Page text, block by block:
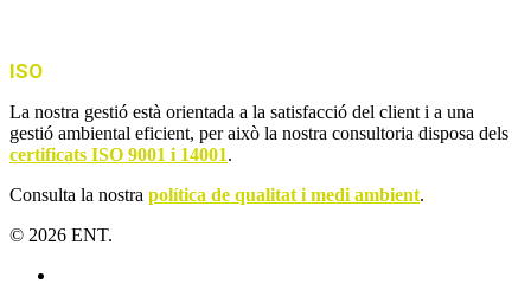
ISO
La nostra gestió està orientada a la satisfacció del client i a una
gestió ambiental eficient, per això la nostra consultoria disposa dels
certificats ISO 9001 i 14001.
Consulta la nostra política de qualitat i medi ambient.
© 2026 ENT.